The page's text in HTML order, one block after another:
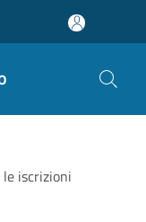
iscrizioni